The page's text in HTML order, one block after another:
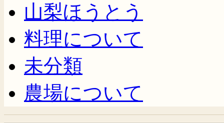
山梨ほうとう
料理について
未分類
農場について